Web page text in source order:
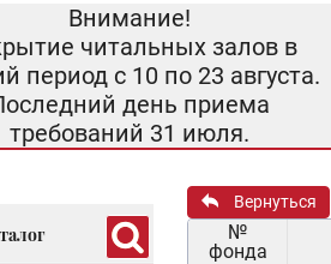
Внимание!
читальных залов в
период с 10 по 23 августа.
день приема
требований 31 июля.
Вернуться
№
фонда